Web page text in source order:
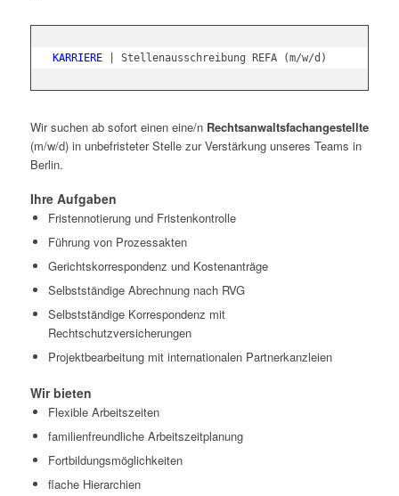
KARRIERE | Stellenausschreibung REFA (m/w/d)
Wir suchen ab sofort einen eine/nRechtsanwaltsfachangestellte
(m/w/d) in unbefristeter Stelle zur Verstärkung unseres Teams in
Berlin.
Ihre Aufgaben
Fristennotierung und Fristenkontrolle
Führung von Prozessakten
Gerichtskorrespondenz und Kostenanträge
Selbstständige Abrechnung nach RVG
Selbstständige Korrespondenz mit
Rechtschutzversicherungen
Projektbearbeitung mit internationalen Partnerkanzleien
Wir bieten
Flexible Arbeitszeiten
familienfreundliche Arbeitszeitplanung
Fortbildungsmöglichkeiten
flache Hierarchien